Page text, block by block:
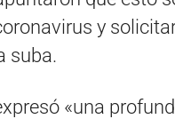
y
suba.
«una